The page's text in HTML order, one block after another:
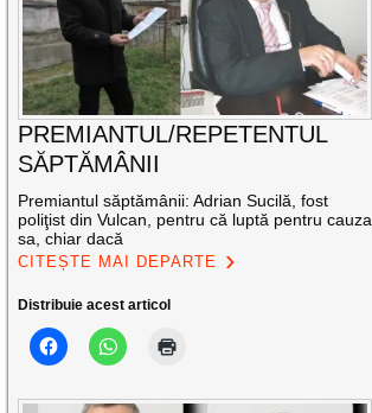
PREMIANTUL/REPETENTUL
SĂPTĂMÂNII
Premiantul săptămânii: Adrian Sucilă, fost
poliţist din Vulcan, pentru că luptă pentru cauza
sa, chiar dacă
CITEȘTE MAI DEPARTE
Distribuie acest articol